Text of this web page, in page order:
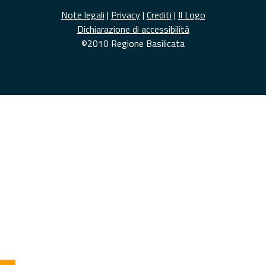
Note legali | Privacy| Crediti | Il Logo
Dichiarazione di accessibilità
©2010 Regione Basilicata